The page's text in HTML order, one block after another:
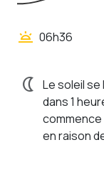
wb_twilight 06h36
nightlight Le soleil se
dans 1
commence
en raison